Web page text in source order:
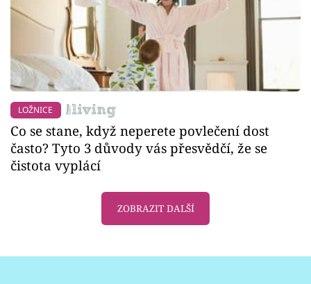
LOŽNICE
Co se stane, když neperete povlečení dost
často? Tyto 3 důvody vás přesvědčí, že se
čistota vyplácí
ZOBRAZIT DALŠÍ